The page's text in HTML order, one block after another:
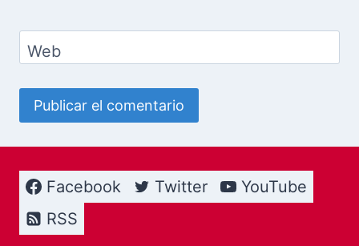
Web
Facebook Twitter
YouTube
RSS